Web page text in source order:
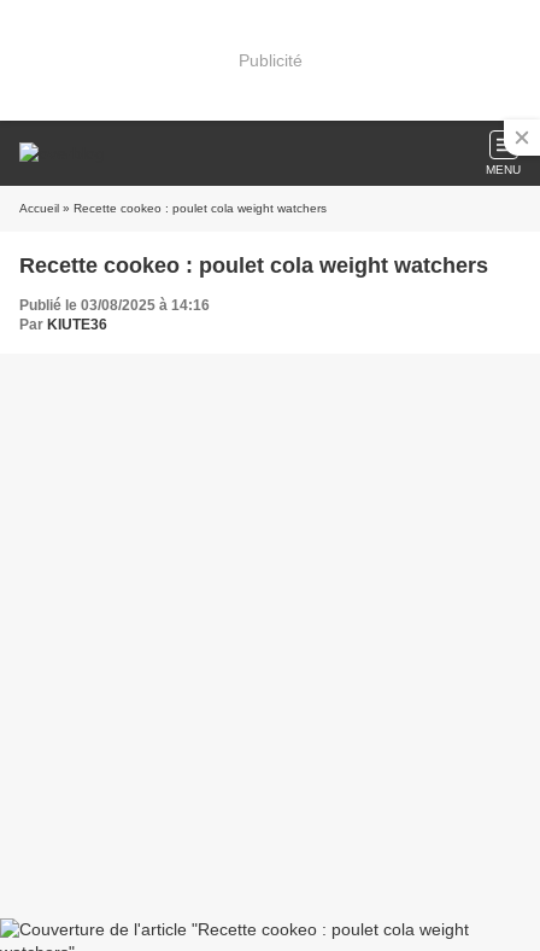
Publicité
MENU
Accueil » Recette cookeo : poulet cola weight watchers
Recette cookeo : poulet cola weight watchers
Publié le 03/08/2025 à 14:16
Par KIUTE36